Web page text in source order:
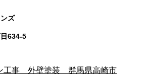
ズ
634-5
工事 外壁塗装 群馬県高崎市